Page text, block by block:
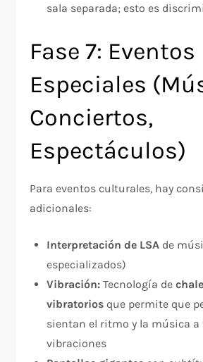
sala separada; esto es
Fase 7: Eventos
Especiales
Conciertos,
Espectáculos)
Para eventos culturales, hay
adicionales:​
Interpretación de LSA de
especializados)
Vibración: Tecnología de
vibratorios que permite que
sientan el ritmo y la música a
vibraciones​